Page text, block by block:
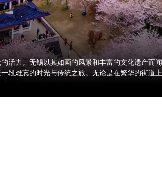
活力。无锡以其如画的风景和丰富的文化遗产而
难忘的时光与传统之旅。无论是在繁华的街道
文化和自然美景和谐结合的游客来说，这座城市